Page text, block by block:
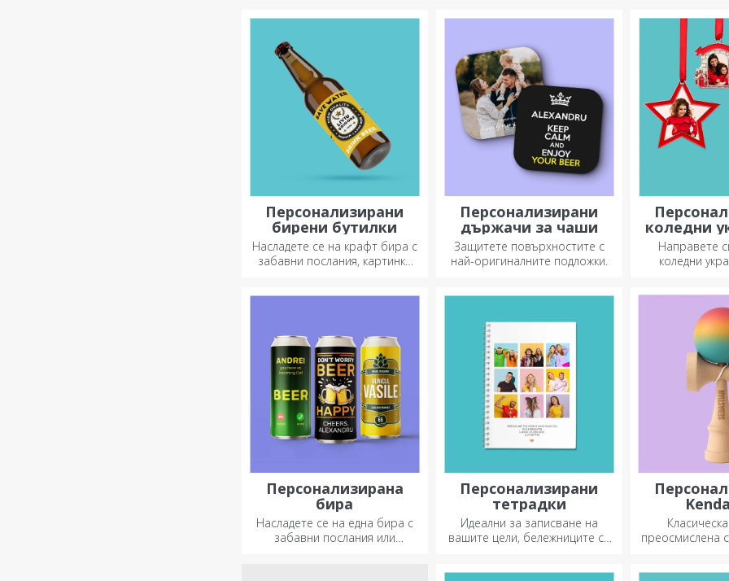
изберете подходящия!
Персонализирани
бирени бутилки
Насладете се на крафт бира с
забавни послания, картинки
Персонализирани
държачи за чаши
Защитете повърхностите с
най-оригиналните подложки.
коледни
за
Направете
коледни
Персонализирана
бира
Насладете се на една бира с
забавни послания или
Персонализирани
тетрадки
Идеални за записване на
вашите цели, бележниците са
преосмислена